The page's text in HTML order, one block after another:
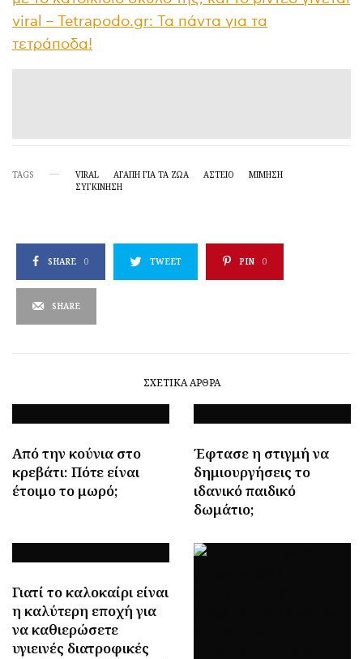
viral – Tetrapodo.gr: Τα πάντα για τα
τετράποδα!
TAGS VIRAL ΑΓΆΠΗ ΓΙΑ ΤΑ ΖΏΑ ΑΣΤΕΊΟ
ΜΙΜΗΣΗ
ΣΥΓΚΊΝΗΣΗ
SHARE 0 TWEET PIN 0
SHARE
ΣΧΕΤΙΚΆ ΆΡΘΡΑ
Από την κούνια στο
κρεβάτι: Πότε είναι
έτοιμο το μωρό;
Έφτασε η στιγμή να
δημιουργήσεις το
ιδανικό παιδικό
δωμάτιο;
Γιατί το καλοκαίρι είναι
η καλύτερη εποχή για
να καθιερώσετε
υγιεινές διατροφικές